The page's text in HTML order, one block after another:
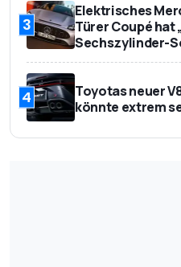
3
Elektrisches
Türer Coupé hat
Sechszylinder-
4
Toyotas neuer
könnte extrem